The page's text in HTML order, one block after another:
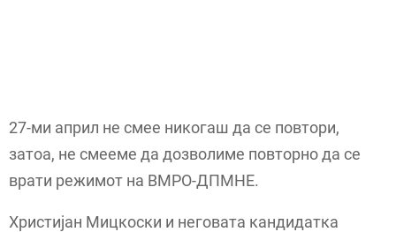
27-ми април не смее никогаш да се повтори,
затоа, не смееме да дозволиме повторно да се
врати режимот на ВМРО-ДПМНЕ.
Христијан Мицкоски и неговата кандидатка